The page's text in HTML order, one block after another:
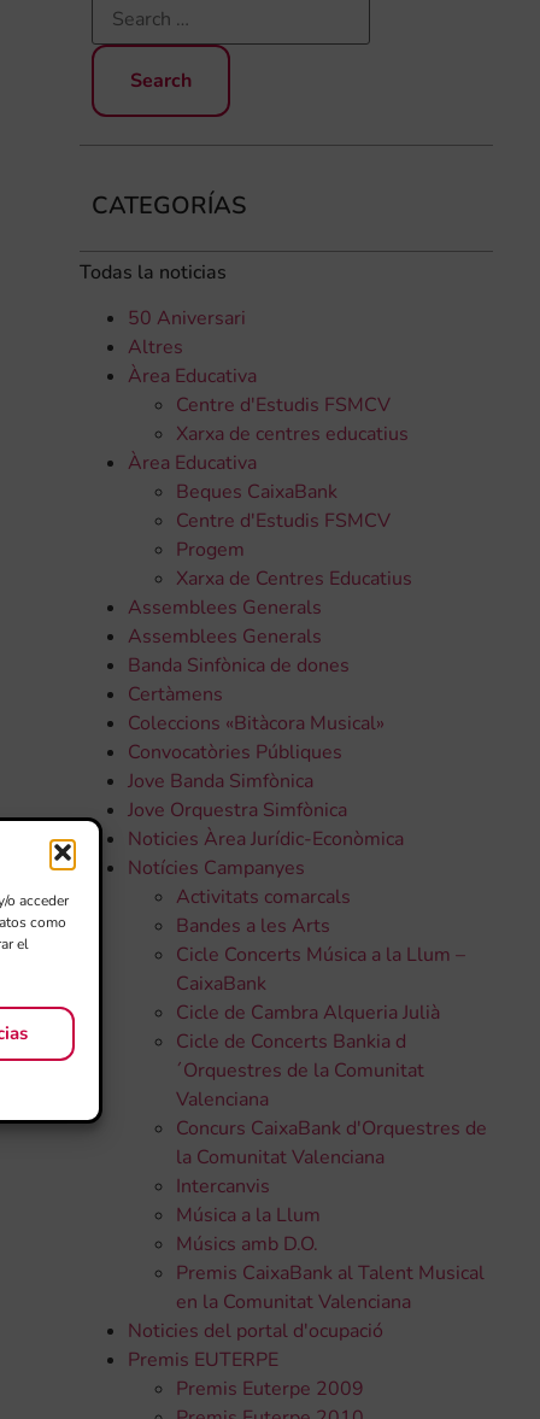
o acceder
como
el
CATEGORÍAS
Todas la noticias
50 Aniversari
Altres
Àrea Educativa
Centre d'Estudis FSMCV
Xarxa de centres educatius
Àrea Educativa
Beques CaixaBank
Centre d'Estudis FSMCV
Progem
Xarxa de Centres Educatius
Assemblees Generals
Assemblees Generals
Banda Sinfònica de dones
Certàmens
Coleccions «Bitàcora Musical»
Convocatòries Públiques
Jove Banda Simfònica
Jove Orquestra Simfònica
Noticies Àrea Jurídic-Econòmica
Notícies Campanyes
Activitats comarcals
Bandes a les Arts
Cicle Concerts Música a la Llum –
CaixaBank
Cicle de Cambra Alqueria Julià
Cicle de Concerts Bankia d
´Orquestres de la Comunitat
Valenciana
Concurs CaixaBank d'Orquestres de
la Comunitat Valenciana
Intercanvis
Música a la Llum
Músics amb D.O.
Premis CaixaBank al Talent Musical
en la Comunitat Valenciana
Noticies del portal d'ocupació
Premis EUTERPE
Premis Euterpe 2009